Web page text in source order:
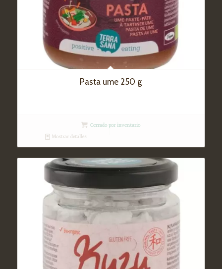
Pasta ume 250 g
Cerrado por inventario
Mostrar detalles